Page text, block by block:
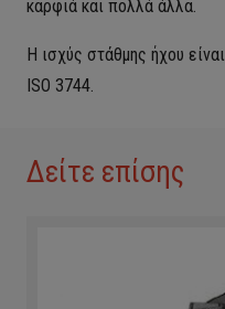
καρφιά και πολλά άλλα.
Η ισχύς στάθμης ήχου
ISO 3744.
Δείτε επίσης